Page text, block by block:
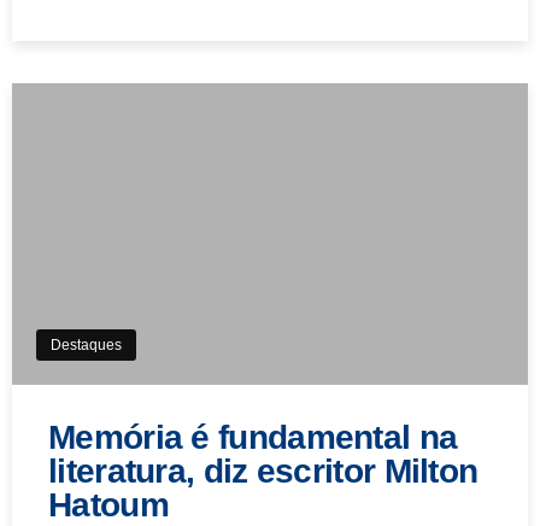
Destaques
Memória é fundamental na
literatura, diz escritor Milton
Hatoum